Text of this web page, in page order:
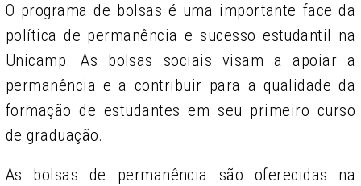
O programa de bolsas é uma importante face da
política de permanência e sucesso estudantil na
Unicamp. As bolsas sociais visam a apoiar a
permanência e a contribuir para a qualidade da
formação de estudantes em seu primeiro curso
de graduação.
As bolsas de permanência são oferecidas na